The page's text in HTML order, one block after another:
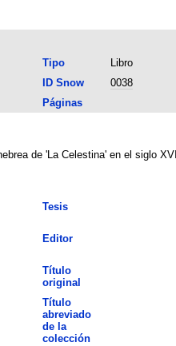
Tipo
Libro
ID Snow
0038
Páginas
de 'La Celestina' en el siglo
Tesis
Editor
Título
original
Título
abreviado
de la
colección